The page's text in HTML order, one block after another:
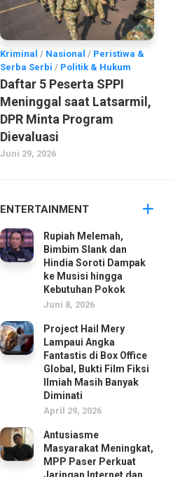
Kriminal / Nasional / Peristiwa &
Serba Serbi / Politik & Hukum
Daftar 5 Peserta SPPI
Meninggal saat Latsarmil,
DPR Minta Program
Dievaluasi
Juni 29, 2026
ENTERTAINMENT
Rupiah Melemah,
Bimbim Slank dan
Hindia Soroti Dampak
ke Musisi hingga
Kebutuhan Pokok
Juni 8, 2026
Project Hail Mery
Lampaui Angka
Fantastis di Box Office
Global, Bukti Film Fiksi
Ilmiah Masih Banyak
Diminati
April 29, 2026
Antusiasme
Masyarakat Meningkat,
MPP Paser Perkuat
Jaringan Internet dan